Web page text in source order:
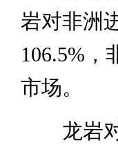
岩对非洲
106.5%，
市场。
龙岩对